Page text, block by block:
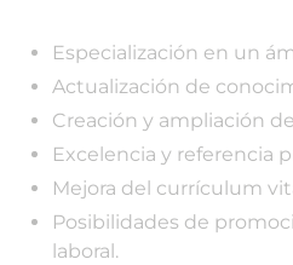
Especialización en un
Actualización de
Creación y ampliación
Excelencia y referencia
Mejora del currículum
Posibilidades de
laboral.